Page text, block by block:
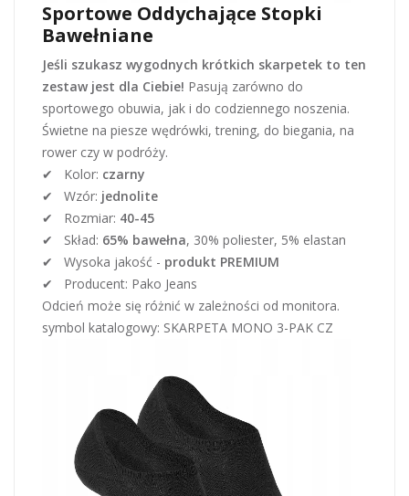
Sportowe Oddychające Stopki
Bawełniane
Jeśli szukasz wygodnych krótkich skarpetek to ten
zestaw jest dla Ciebie! Pasują zarówno do
sportowego obuwia, jak i do codziennego noszenia.
Świetne na piesze wędrówki, trening, do biegania, na
rower czy w podróży.
✔ Kolor: czarny
✔ Wzór: jednolite
✔ Rozmiar: 40-45
✔ Skład: 65% bawełna, 30% poliester, 5% elastan
✔ Wysoka jakość - produkt PREMIUM
✔ Producent: Pako Jeans
Odcień może się różnić w zależności od monitora.
symbol katalogowy: SKARPETA MONO 3-PAK CZ